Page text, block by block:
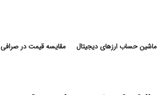
ماشین حساب ارزهای دیجیتال مقایسه قیمت در صرافی